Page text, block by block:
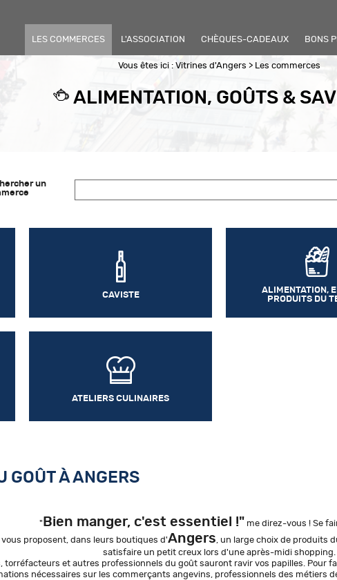
LES COMMERCES L'ASSOCIATION CHÈQUES-CADEAUX BONS
Vous êtes ici : Vitrines d'Angers > Les commerces
ALIMENTATION, GOÛTS &
un
CAVISTE
ALIMENTATION,
PRODUITS DU
ATELIERS CULINAIRES
GOÛT À ANGERS
" Bien manger, c'est essentiel !" me direz-vous ! Se
proposent, dans leurs boutiques d'Angers, un large choix de produits
satisfaire un petit creux lors d'une après-midi shopping.
torréfacteurs et autres professionnels du goût sauront ravir vos papilles. Pour
nécessaires sur les commerçants angevins, professionnels des métiers